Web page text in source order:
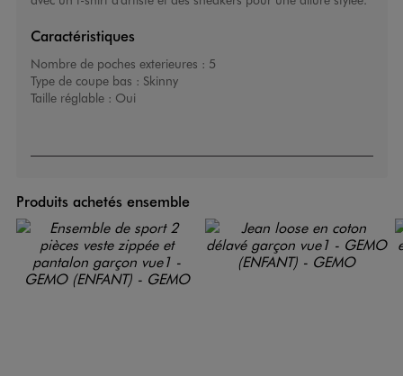
Caractéristiques
Nombre de poches exterieures : 5
Type de coupe bas : Skinny
Taille réglable : Oui
Produits achetés ensemble